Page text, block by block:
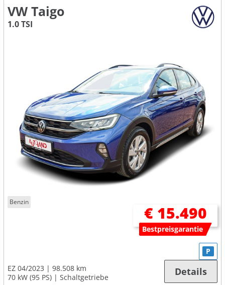
VW Taigo
1.0 TSI
Benzin
€ 15.490
Bestpreisgarantie
EZ 04/2023
98.508 km
70 kW (95 PS)
Schaltgetriebe
P
Details